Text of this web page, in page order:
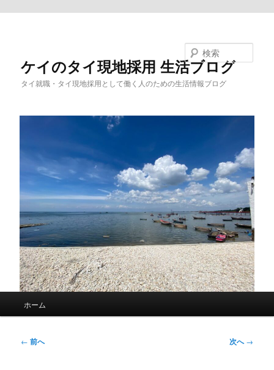
ケイのタイ現地採用 生活ブログ
タイ就職・タイ現地採用として働く人のための生活情報ブログ
ホーム
投← 前へ 次へ→